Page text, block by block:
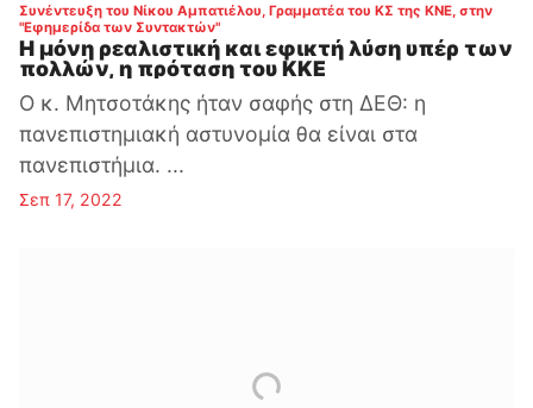
Συνέντευξη του Νίκου Αμπατιέλου, Γραμματέα του ΚΣ της ΚΝΕ, στην
"Εφημερίδα των Συντακτών":
Η μόνη ρεαλιστική και εφικτή λύση υπέρ των
πολλών, η πρόταση του ΚΚΕ
Ο κ. Μητσοτάκης ήταν σαφής στη ΔΕΘ: η
πανεπιστημιακή αστυνομία θα είναι στα
πανεπιστήμια. ...
Σεπ 17, 2022